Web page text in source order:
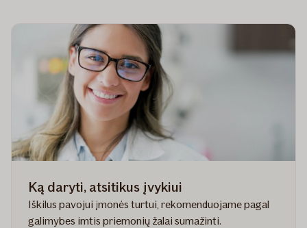
Ką daryti, atsitikus įvykiui
Iškilus pavojui įmonės turtui, rekomenduojame pagal
galimybes imtis priemonių žalai sumažinti.